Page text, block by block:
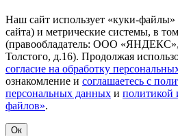
Наш сайт использует «куки-
сайта) и метрические системы, в
(правообладатель: ООО «ЯНДЕКС»,
Толстого, д.16). Продолжая
согласие на обработку
ознакомление и соглашаетесь с
персональных данных и политикой
файлов».
Ок